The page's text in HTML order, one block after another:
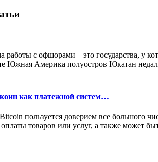
работы с офшорами – это государства, у
Южная Америка полуостров Юкатан
как платежной систем…
пользуется доверием все большого
товаров или услуг, а также может